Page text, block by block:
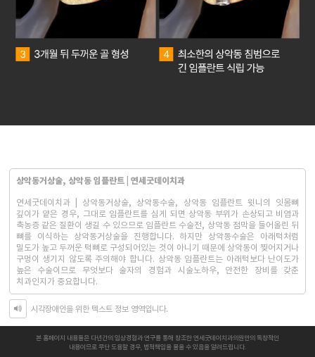
상악동거상술, 상악동 임플란트 | 연세굿데이치과
연세굿데이치과 | 상악동거상술, 상악동수술, 상악동 임플란트 윗니의 잇몸뼈
깊이가 얕은 경우, 그대로 임플란트를 심게 되면 상악동 부위가 손상되고 비염과
축농증 같은 질환이 생길 수 있으므로 임플란트 수술전, 상악동 점막을 들어올린 뒤
뼈를 이식하는 상악동거상술을 진행합니다. 하지만 상악동수술은 아래턱처럼
밀도가 높고 두꺼운 턱뼈로 구성되어있는 것이 아니기 때문에 상악동이 찢어지거나
구멍이 생기지 않도록 주의해야 합니다. 상악동 임플란트는 아래턱보다 난이도가
높은 수술이므로 무엇보다 술자의 경험과 시술노하우, 안전한 장비를 갖춘
치과인지가 중요합니다.
시각장애인을 위한 텍스트 정보 영역입니다.
본 홈페이지 내용들은 다년간의 임상경험과 연구를 통해 창조한 연세굿데이치과의원만의 독창적인
내용이므로 무단 도용할 경우, 법적책임을 물을 수 있음을 알려드립니다.